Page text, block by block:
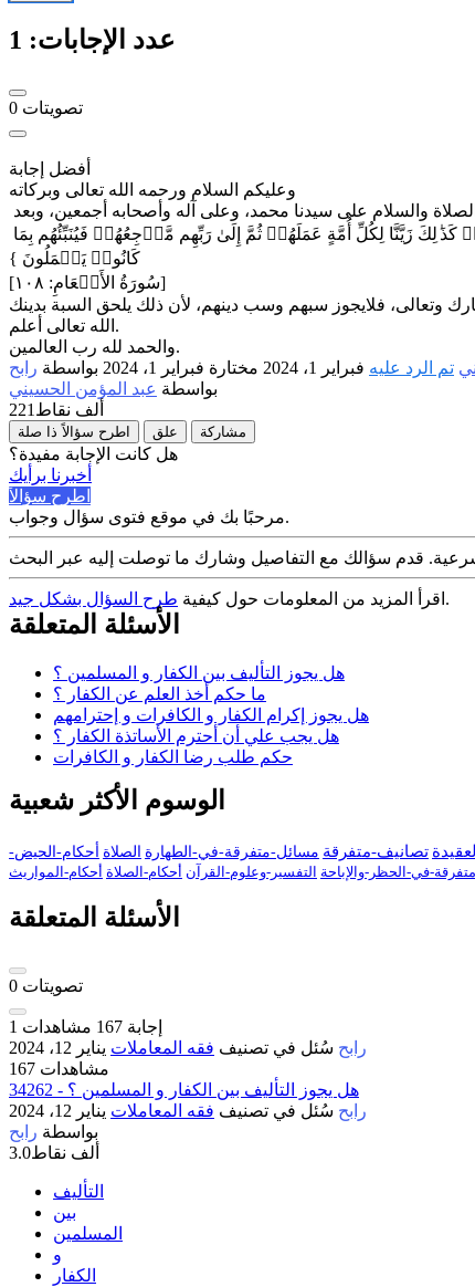
عدد الإجابات: 1
0 تصويتات
أفضل إجابة
وعليكم السلام ورحمه الله تعالى وبركاته
كَانُوا۟ یَعۡمَلُونَ }
[سُورَةُ الأَنۡعَامِ: ١٠٨]
الله تعالى أعلم.
والحمد لله رب العالمين.
تم الرد عليه فبراير 1، 2024 مختارة فبراير 1، 2024 بواسطة رابح
بواسطة عبد المؤمن الحسيني
221ألف نقاط
اطرح سؤالاً ذا صلة علق مشاركة
هل كانت الإجابة مفيدة؟
أخبرنا برأيك
اطرح سؤالاً
مرحبًا بك في موقع فتوى سؤال وجواب.
اقرأ المزيد من المعلومات حول كيفية طرح السؤال بشكل جيد .
الأسئلة المتعلقة
هل يجوز التأليف بين الكفار و المسلمين ؟
ما حكم أخذ العلم عن الكفار ؟
ه‍ل يجوز إكرام الكفار و الكافرات و إحترامهم
هل يجب علي أن أحترم الأساتذة الكفار ؟
حكم طلب رضا الكفار و الكافرات
الوسوم الأكثر شعبية
تصانيف-متفرقة مسائل-متفرقة-في-الطهارة الصلاة أحكام-الحيض-
في-الحظر-والإباحة التفسير-وعلوم-القرآن أحكام-الصلاة أحكام-المواريث
الأسئلة المتعلقة
0 تصويتات
1 إجابة 167 مشاهدات
رابح سُئل في تصنيف فقه المعاملات يناير 12، 2024
167 مشاهدات
34262 - هل يجوز التأليف بين الكفار و المسلمين ؟
رابح سُئل في تصنيف فقه المعاملات يناير 12، 2024
بواسطة رابح
3.0ألف نقاط
التأليف
بين
المسلمين
و
الكفار